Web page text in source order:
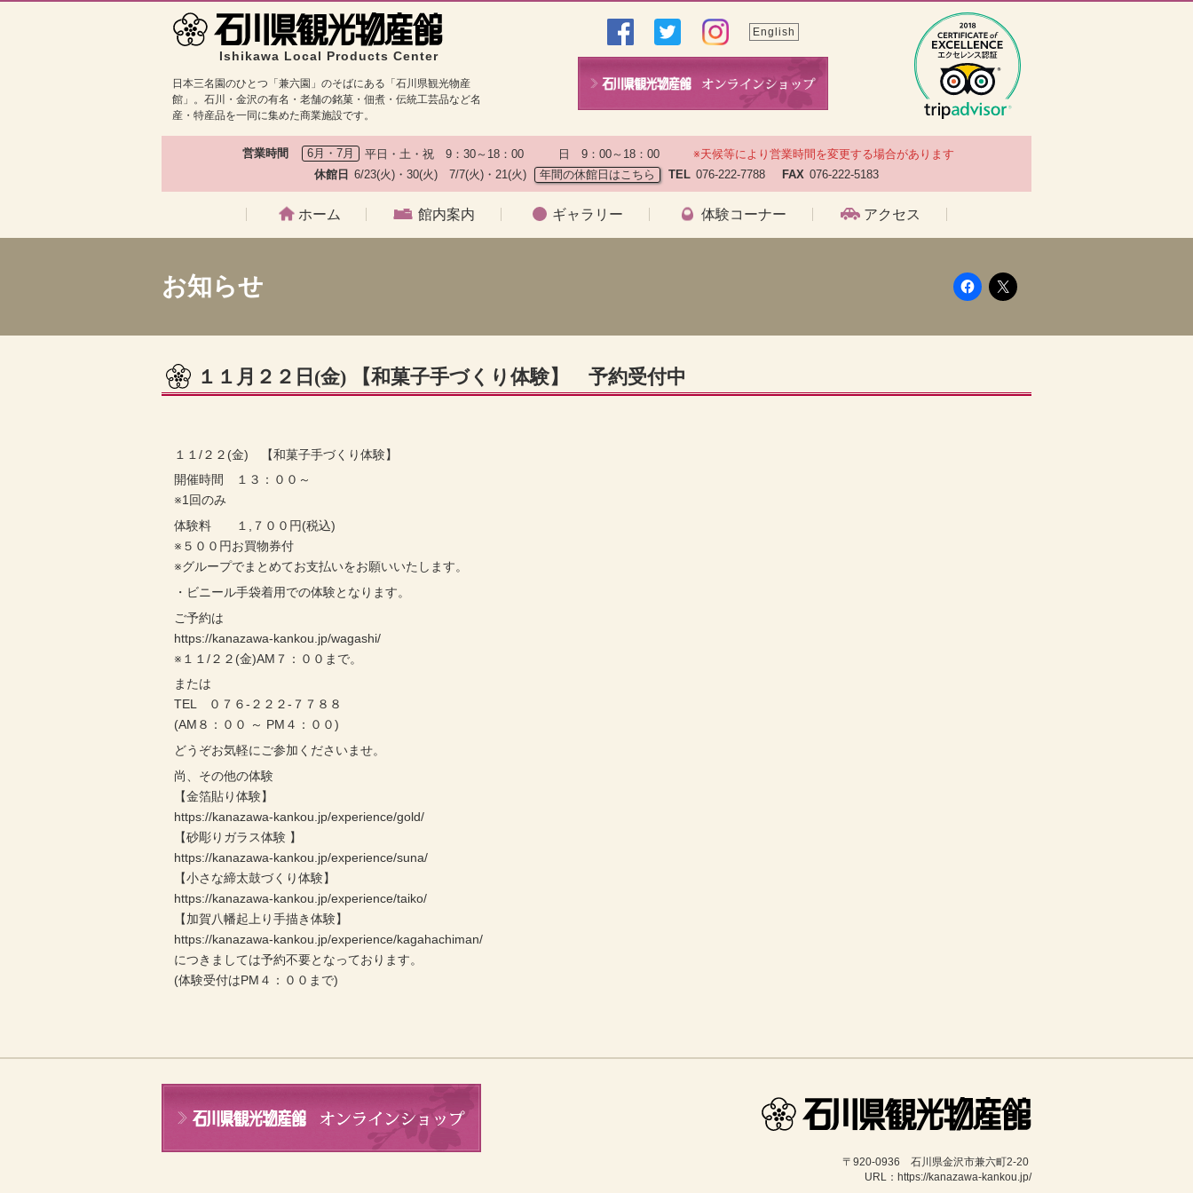
Ishikawa Local Products Center
日本三名園のひとつ「兼六園」のそばにある「石川県観光物産
館」。石川・金沢の有名・老舗の銘菓・佃煮・伝統工芸品など名
産・特産品を一同に集めた商業施設です。
English
営業時間 6月・7月 平日・土・祝　9：30～18：00　　　日　9：00～18：00
※天候等により営業時間を変更する場合があります
休館日 6/23(火)・30(火)　7/7(火)・21(火) 年間の休館日はこちら TEL 076-222-7788 FAX 076-222-5183
ホーム 館内案内 ギャラリー 体験コーナー アクセス
お知らせ
１１月２２日(金) 【和菓子手づくり体験】 予約受付中
１１/２２(金) 【和菓子手づくり体験】
開催時間 １３：００～
※1回のみ
体験料 １,７００円(税込)
※５００円お買物券付
※グループでまとめてお支払いをお願いいたします。
・ビニール手袋着用での体験となります。
ご予約は
https://kanazawa-kankou.jp/wagashi/
※１１/２２(金)AM７：００まで。
または
TEL ０７６-２２２-７７８８
(AM８：００ ～ PM４：００)
どうぞお気軽にご参加くださいませ。
尚、その他の体験
【金箔貼り体験】
https://kanazawa-kankou.jp/experience/gold/
【砂彫りガラス体験 】
https://kanazawa-kankou.jp/experience/suna/
【小さな締太鼓づくり体験】
https://kanazawa-kankou.jp/experience/taiko/
【加賀八幡起上り手描き体験】
https://kanazawa-kankou.jp/experience/kagahachiman/
につきましては予約不要となっております。
(体験受付はPM４：００まで)
〒920-0936　石川県金沢市兼六町2-20
URL：https://kanazawa-kankou.jp/